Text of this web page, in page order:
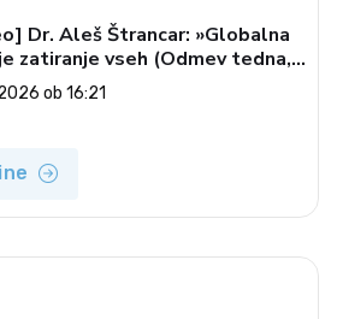
Dr. Aleš Štrancar: »Globalna
zatiranje vseh (Odmev tedna,
2026)ob 16:21